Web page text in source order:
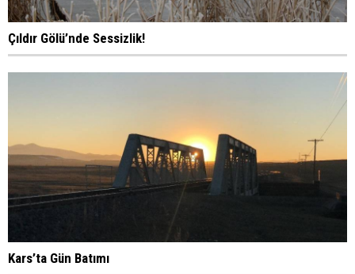
Çıldır Gölü’nde Sessizlik!
Kars’ta Gün Batımı